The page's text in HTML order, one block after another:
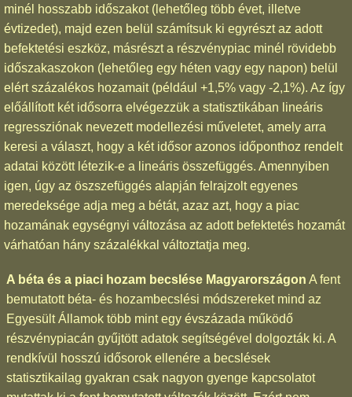
minél hosszabb időszakot (lehetőleg több évet, illetve
évtizedet), majd ezen belül számítsuk ki egyrészt az adott
befektetési eszköz, másrészt a részvénypiac minél rövidebb
időszakaszokon (lehetőleg egy héten vagy egy napon) belül
elért százalékos hozamait (például +1,5% vagy -2,1%). Az így
előállított két idősorra elvégezzük a statisztikában lineáris
regressziónak nevezett modellezési műveletet, amely arra
keresi a választ, hogy a két idősor azonos időponthoz rendelt
adatai között létezik-e a lineáris összefüggés. Amennyiben
igen, úgy az öszszefüggés alapján felrajzolt egyenes
meredeksége adja meg a bétát, azaz azt, hogy a piac
hozamának egységnyi változása az adott befektetés hozamát
várhatóan hány százalékkal változtatja meg.
A béta és a piaci hozam becslése Magyarországon A fent
bemutatott béta- és hozambecslési módszereket mind az
Egyesült Államok több mint egy évszázada működő
részvénypiacán gyűjtött adatok segítségével dolgozták ki. A
rendkívül hosszú idősorok ellenére a becslések
statisztikailag gyakran csak nagyon gyenge kapcsolatot